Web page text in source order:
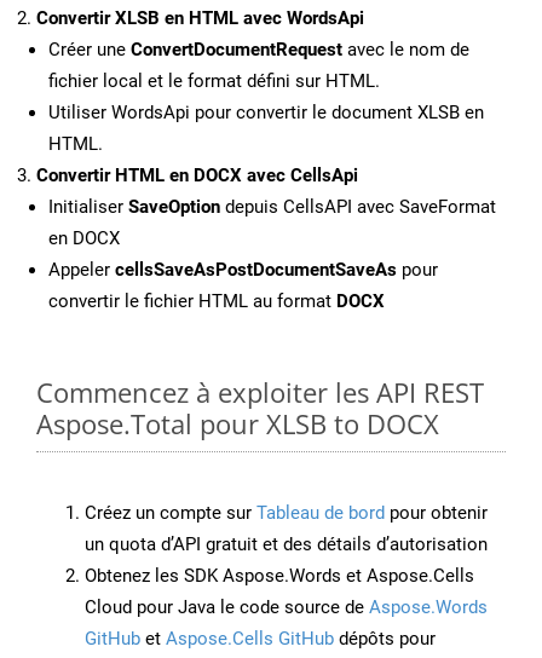
Convertir XLSB en HTML avec WordsApi
Créer une ConvertDocumentRequest avec le nom de
fichier local et le format défini sur HTML.
Utiliser WordsApi pour convertir le document XLSB en
HTML.
Convertir HTML en DOCX avec CellsApi
Initialiser SaveOption depuis CellsAPI avec SaveFormat
en DOCX
Appeler cellsSaveAsPostDocumentSaveAs pour
convertir le fichier HTML au format DOCX
Commencez à exploiter les API REST
Aspose.Total pour XLSB to DOCX
Créez un compte sur Tableau de bord pour obtenir
un quota d’API gratuit et des détails d’autorisation
Obtenez les SDK Aspose.Words et Aspose.Cells
Cloud pour Java le code source de Aspose.Words
GitHub et Aspose.Cells GitHub dépôts pour